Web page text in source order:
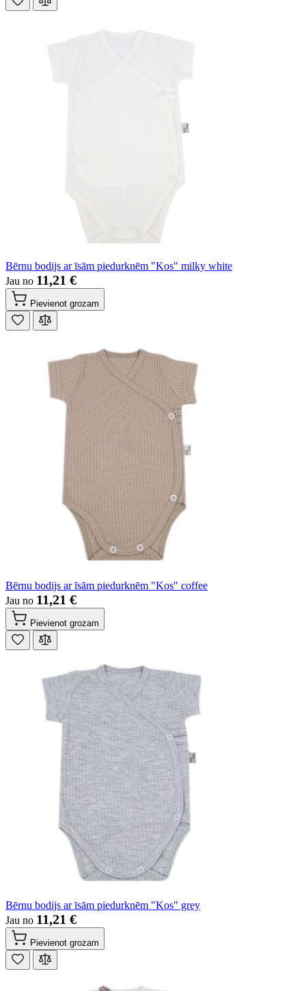
Bērnu bodijs ar īsām piedurknēm "Kos" milky white
Jau no 11,21 €
Pievienot grozam
Bērnu bodijs ar īsām piedurknēm "Kos" coffee
Jau no 11,21 €
Pievienot grozam
Bērnu bodijs ar īsām piedurknēm "Kos" grey
Jau no 11,21 €
Pievienot grozam